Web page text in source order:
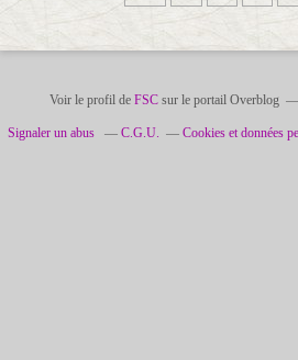
Voir le profil de FSCsur le portail Overblog
Signaler un abus C.G.U. Cookies et données